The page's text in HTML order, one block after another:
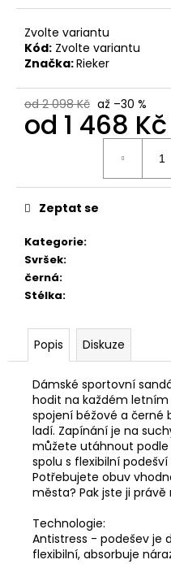
Zvolte variantu
Kód: Zvolte variantu
Značka:Rieker
od 2 098 Kč až –30 %
od 1 468 Kč
Kategorie:
Svršek:
černá:
Stélka:
Zeptat se
Popis Diskuze
Dámské sportovní
hodit na každém letním
spojení béžové a černé
ladí. Zapínání je na
můžete utáhnout podle
spolu s flexibilní
Potřebujete obuv
města? Pak jste ji právě
Technologie:
Antistress - podešev je
flexibilní, absorbuje
D
o
p
o
r
u
č
u
m
e
PRIMIGI
2418511